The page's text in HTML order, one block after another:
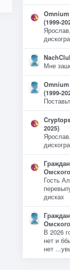
(1999-
Мне
(1999-
2025)
Гость
дисках
В 2026
нет и
нет